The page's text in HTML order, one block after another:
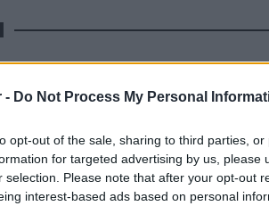
- Do Not Process My Personal
opt-out of the sale, sharing to third parties,
for targeted advertising by us, please
selection. Please note that after your opt-out
interest-based ads based on personal